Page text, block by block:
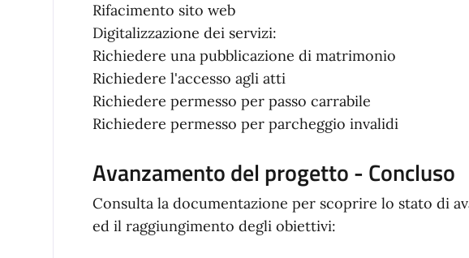
Rifacimento sito web
Digitalizzazione dei servizi:
Richiedere una pubblicazione di matrimonio
Richiedere l'accesso agli atti
Richiedere permesso per passo carrabile
Richiedere permesso per parcheggio invalidi
Avanzamento del progetto - Concluso
Consulta la documentazione per scoprire lo stato di
ed il raggiungimento degli obiettivi: